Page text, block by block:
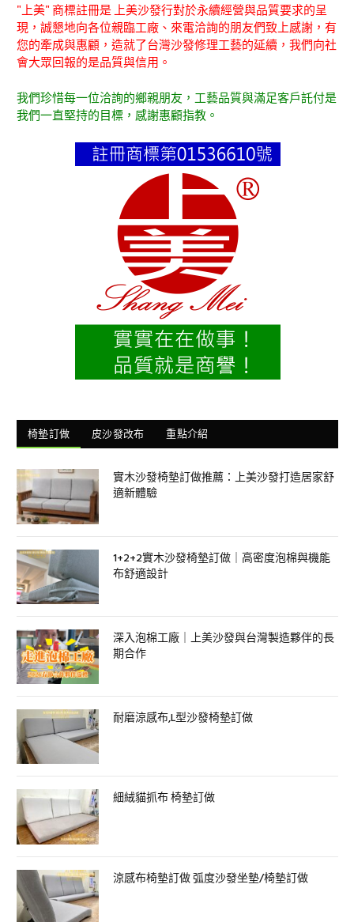
"上美" 商標註冊是 上美沙發行對於永續經營與品質要求的呈
現，誠懇地向各位親臨工廠、來電洽詢的朋友們致上感謝，有
您的牽成與惠顧，造就了台灣沙發修理工藝的延續，我們向社
會大眾回報的是品質與信用。
我們珍惜每一位洽詢的鄉親朋友，工藝品質與滿足客戶託付是
我們一直堅持的目標，感謝惠顧指教。
椅墊訂做 皮沙發改布 重點介紹
實木沙發椅墊訂做推薦：上美沙發打造居家舒
適新體驗
1+2+2實木沙發椅墊訂做｜高密度泡棉與機能
布舒適設計
深入泡棉工廠｜上美沙發與台灣製造夥伴的長
期合作
耐磨涼感布,L型沙發椅墊訂做
細絨貓抓布 椅墊訂做
涼感布椅墊訂做 弧度沙發坐墊/椅墊訂做